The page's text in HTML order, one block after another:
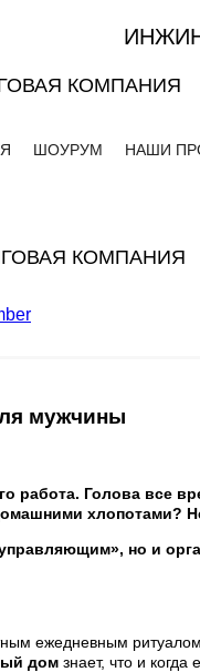
КОМПАНИЯ
ШОУРУМ НАШИ
КОМПАНИЯ
мужчины
работа. Голова все
хлопотами?
но и
ежедневным
дом знает, что и